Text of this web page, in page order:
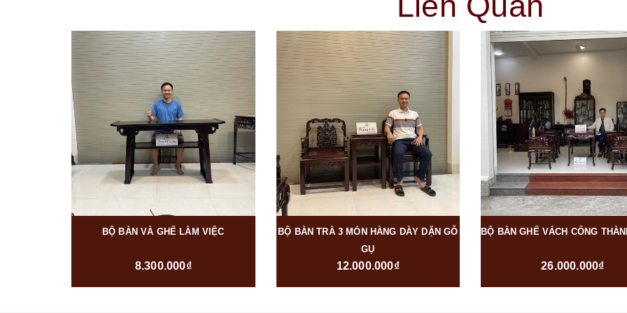
BỘ BÀN VÀ GHẾ LÀM VIỆC
8.300.000₫
BỘ BÀN TRÀ 3 MÓN HÀNG DÀY DẶN GỖ
GỤ
12.000.000₫
BỘ BÀN GHẾ VÁCH CỔNG
26.000.000₫